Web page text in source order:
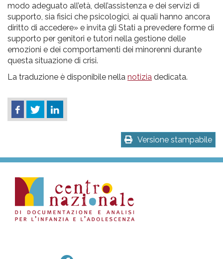
modo adeguato all’età, dell’assistenza e dei servizi di
supporto, sia fisici che psicologici, ai quali hanno ancora
diritto di accedere» e invita gli Stati a prevedere forme di
supporto per genitori e tutori nella gestione delle
emozioni e dei comportamenti dei minorenni durante
questa situazione di crisi.
La traduzione è disponibile nella notizia dedicata.
Versione stampabile